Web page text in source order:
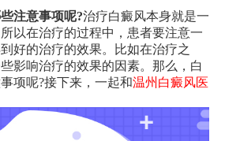
注意事项呢?治疗白癜风本身就是一
以在治疗的过程中，患者要注意一
好的治疗的效果。比如在治疗之
影响治疗的效果的因素。那么，白
项呢?接下来，一起和温州白癜风医